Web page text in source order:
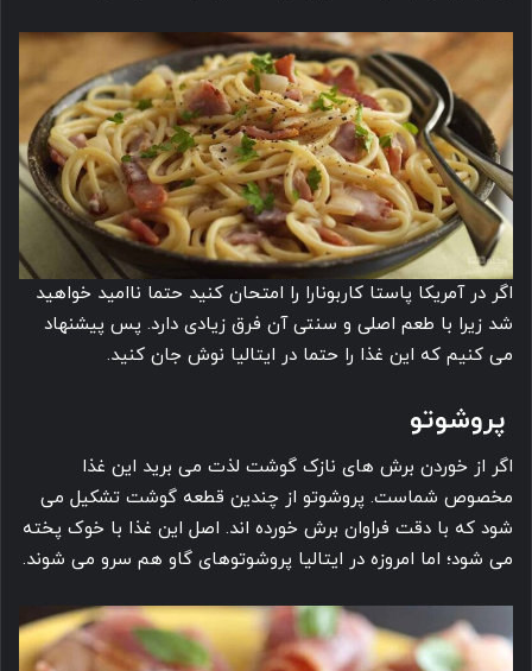
اگر در آمریکا پاستا کاربونارا را امتحان کنید حتما ناامید خواهید
شد زیرا با طعم اصلی و سنتی آن فرق زیادی دارد. پس پیشنهاد
می کنیم که این غذا را حتما در ایتالیا نوش جان کنید.
پروشوتو
اگر از خوردن برش های نازک گوشت لذت می برید این غذا
مخصوص شماست. پروشوتو از چندین قطعه گوشت تشکیل می
شود که با دقت فراوان برش خورده اند. اصل این غذا با خوک پخته
می شود؛ اما امروزه در ایتالیا پروشوتوهای گاو هم سرو می شوند.